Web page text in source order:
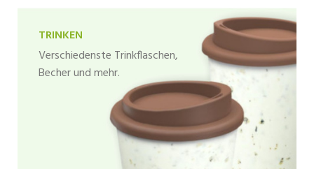
TRINKEN
Verschiedenste Trinkflaschen,
Becher und mehr.